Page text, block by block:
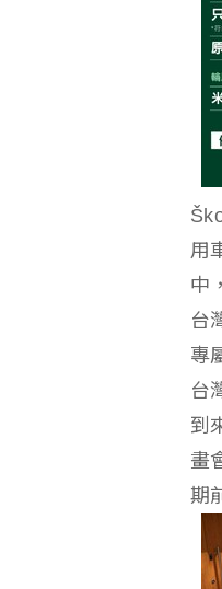
用
中
台
專
台
到
畫
期